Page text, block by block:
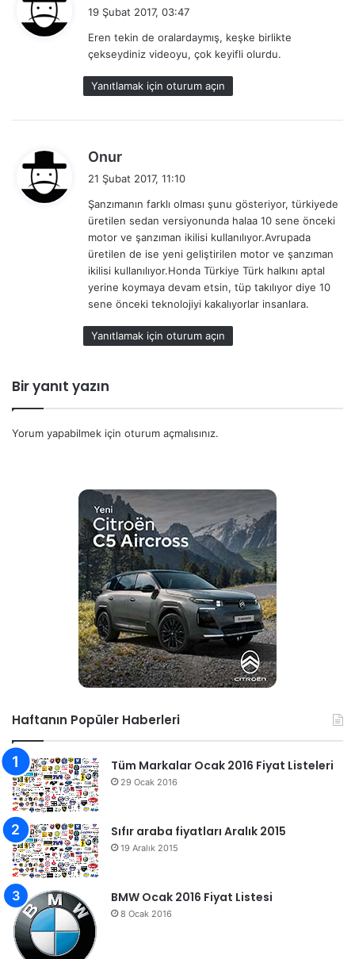
i
k
i
:
19 Şubat 2017, 03:47
Eren tekin de oralardaymış, keşke birlikte
çekseydiniz videoyu, çok keyifli olurdu.
Yanıtlamak için oturum açın
Onur
i
k
i
21 Şubat 2017, 11:10
Şanzımanın farklı olması şunu gösteriyor, türkiyede
üretilen sedan versiyonunda halaa 10 sene önceki
motor ve şanzıman ikilisi kullanılıyor.Avrupada
üretilen de ise yeni geliştirilen motor ve şanzıman
ikilisi kullanılıyor.Honda Türkiye Türk halkını aptal
yerine koymaya devam etsin, tüp takılıyor diye 10
sene önceki teknolojiyi kakalıyorlar insanlara.
Yanıtlamak için oturum açın
Bir yanıt yazın
Yorum yapabilmek için oturum açmalısınız.
Haftanın Popüler Haberleri
Tüm Markalar Ocak 2016 Fiyat Listeleri
29 Ocak 2016
Sıfır araba fiyatları Aralık 2015
19 Aralık 2015
BMW Ocak 2016 Fiyat Listesi
8 Ocak 2016